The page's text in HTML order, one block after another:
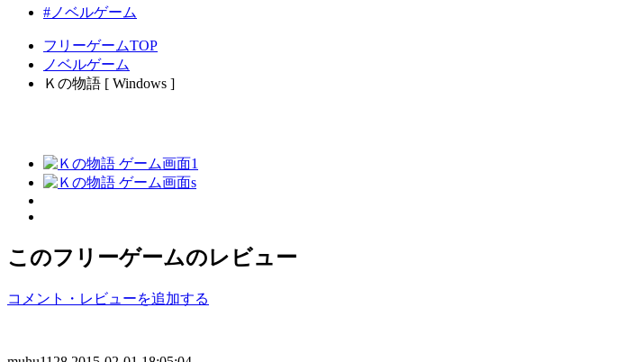
#ノベルゲーム
フリーゲームTOP
ノベルゲーム
Ｋの物語 [ Windows ]
このフリーゲームのレビュー
コメント・レビューを追加する